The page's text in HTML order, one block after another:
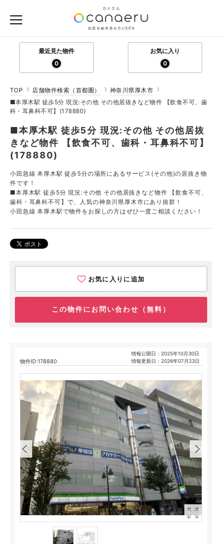
最近見た物件
0
お気に入り
0
TOP 店舗物件検索（首都圏）
神奈川県厚木市
■本厚木駅 徒歩5分 現況:その他 その他居抜きなど物件 【飲食不可、歯
科・耳鼻科不可】(178880)
■本厚木駅 徒歩5分 現況:その他 その他居抜
きなど物件 【飲食不可、歯科・耳鼻科不可】
(178880)
小田急線 本厚木駅 徒歩5分の場所にあるサービス(その他)の居抜き物
件です！
■本厚木駅 徒歩5分 現況:その他 その他居抜きなど物件 【飲食不可、
歯科・耳鼻科不可】で、人気の神奈川県厚木市にあり抜群！
小田急線 本厚木駅で物件をお探しの方はぜひ一度ご相談ください！
お気に入りに追加
この物件にお問い合わせ（無料）
物件ID:178880
情報公開日：2025年10月30日
情報更新日：2026年07月23日